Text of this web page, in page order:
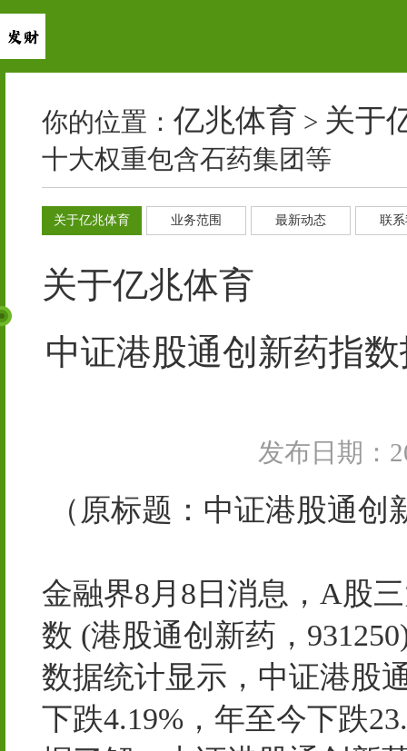
你的位置： 亿兆体育 > 关于
十大权重包含石药集团等
关于亿兆体育 业务范围 最新动态 联
关于亿兆体育
中证港股通创新药指
发布日期：
（原标题：中证港股通
金融界8月8日消息，A股
数 (港股通创新药，
数据统计显示，中证港股
下跌4.19%，年至今下跌